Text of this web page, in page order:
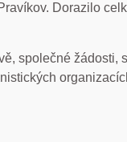
Dorazilo
společné žádosti,